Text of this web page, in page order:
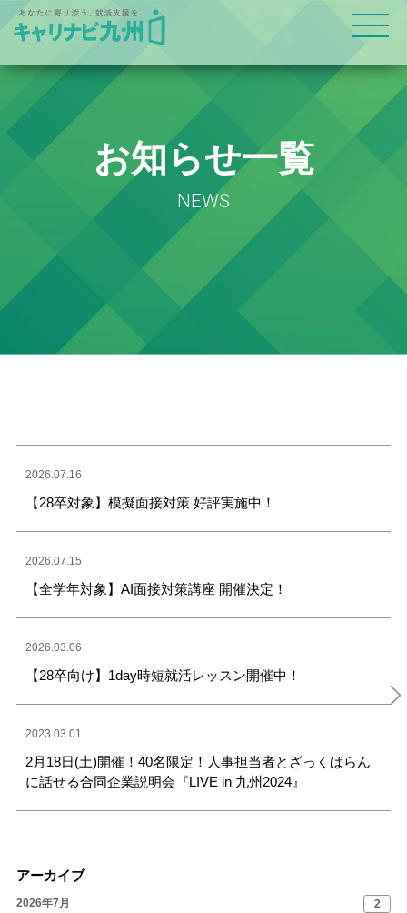
お知らせ一覧
NEWS
2026.07.16
【28卒対象】模擬面接対策 好評実施中！
2026.07.15
【全学年対象】AI面接対策講座 開催決定！
2026.03.06
【28卒向け】1day時短就活レッスン開催中！
2023.03.01
2月18日(土)開催！40名限定！人事担当者とざっくばらん
に話せる合同企業説明会『LIVE in 九州2024』
アーカイブ
2026年7月 2